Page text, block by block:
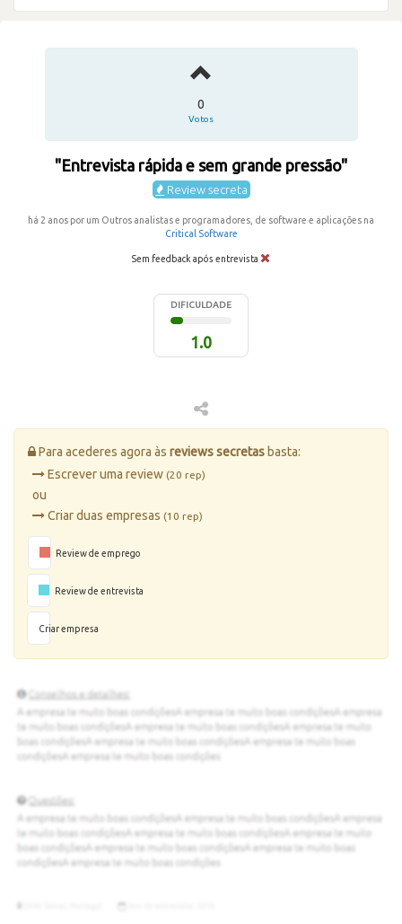
0
Votos
"Entrevista rápida e sem grande pressão"
Review secreta
há 2 anos por um Outros analistas e programadores, de software e aplicações na
Critical Software
Sem feedback após entrevista
DIFICULDADE
1.0
Para acederes agora às reviews secretas basta:
Escrever uma review (20 rep)
ou
Criar duas empresas (10 rep)
Review de emprego
Review de entrevista
Criar empresa